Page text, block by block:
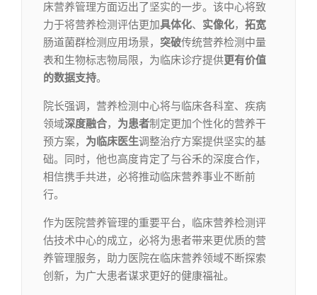
床营养管理方面迈出了坚实的一步。该中心将致
力于将营养检测评估更加具体化、 实像化， 拓宽
肠道菌群检测应用场景， 突破传统营养检测中量
表和生物标志物局限，为临床诊疗提供更有价值
的数据支持。
院长强调，营养检测中心将与临床各科室、疾病
领域深度融合， 为患者制定更加个性化的营养干
预方案， 为临床医生调整治疗方案提供坚实的基
础。同时，他也高度肯定了与谷禾的深度合作，
相信携手共进，必将推动临床营养事业不断前
行。
作为医院营养管理的重要平台，临床营养检测评
估技术中心的成立，必将为患者带来更优质的营
养管理服务，助力医院在临床营养领域不断探索
创新，为广大患者谋求更好的健康福祉。